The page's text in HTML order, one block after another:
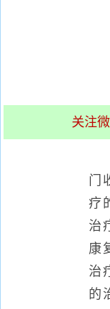
关注
门
疗
治
康
治
的